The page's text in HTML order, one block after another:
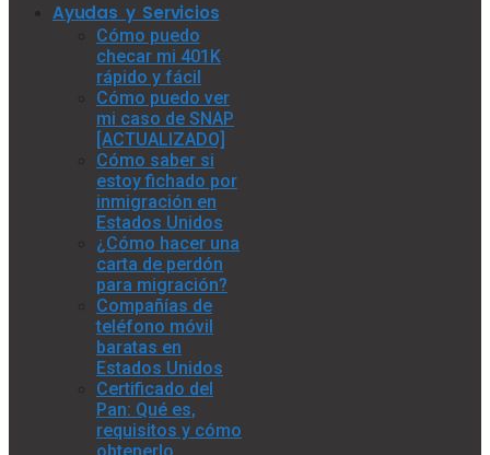
Ayudas y Servicios
Cómo puedo
checar mi 401K
rápido y fácil
Cómo puedo ver
mi caso de SNAP
[ACTUALIZADO]
Cómo saber si
estoy fichado por
inmigración en
Estados Unidos
¿Cómo hacer una
carta de perdón
para migración?
Compañías de
teléfono móvil
baratas en
Estados Unidos
Certificado del
Pan: Qué es,
requisitos y cómo